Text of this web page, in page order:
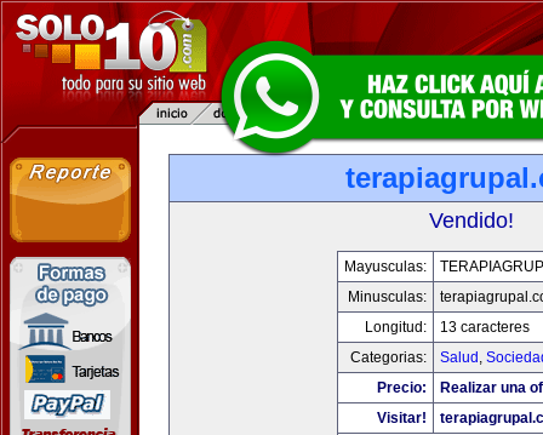
Vendido!
Mayusculas:
Minusculas:
Longitud:
13 caracteres
Categorias:
Salud ,
Precio:
Realizar una
Visitar!